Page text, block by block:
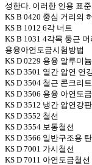
성한다. 이러한 인용 표
KS B 0420 중심 거리의
KS B 1012 6각 너트
KS B 1031 4각목 둥근
용융아연도금시험방법
KS D 0229 용융 알루미
KS D 3501 열간 압연 연
KS D 3504 철근 콘크리
KS D 3506 용융 아연도
KS D 3512 냉간 압연강
KS D 3552 철선
KS D 3554 보통철선
KS D 3566 일반구조용
KS D 7001 가시철선
KS D 7011 아연도금철